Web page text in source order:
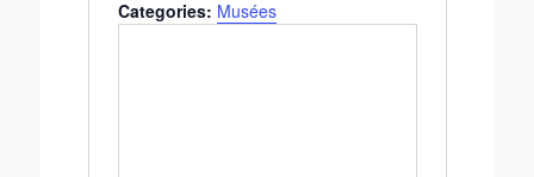
Categories: Musées